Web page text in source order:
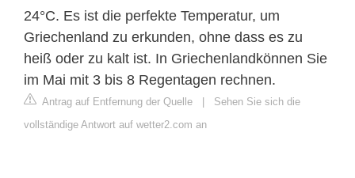
24°C. Es ist die perfekte Temperatur, um
Griechenland zu erkunden, ohne dass es zu
heiß oder zu kalt ist. In Griechenlandkönnen Sie
im Mai mit 3 bis 8 Regentagen rechnen.
Antrag auf Entfernung der Quelle
Sehen Sie sich die
vollständige Antwort auf wetter2.com an